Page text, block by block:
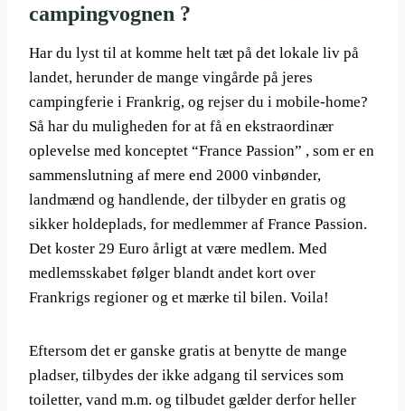
campingvognen ?
Har du lyst til at komme helt tæt på det lokale liv på
landet, herunder de mange vingårde på jeres
campingferie i Frankrig, og rejser du i mobile-home?
Så har du muligheden for at få en ekstraordinær
oplevelse med konceptet “France Passion” , som er en
sammenslutning af mere end 2000 vinbønder,
landmænd og handlende, der tilbyder en gratis og
sikker holdeplads, for medlemmer af France Passion.
Det koster 29 Euro årligt at være medlem. Med
medlemsskabet følger blandt andet kort over
Frankrigs regioner og et mærke til bilen. Voila!
Eftersom det er ganske gratis at benytte de mange
pladser, tilbydes der ikke adgang til services som
toiletter, vand m.m. og tilbudet gælder derfor heller